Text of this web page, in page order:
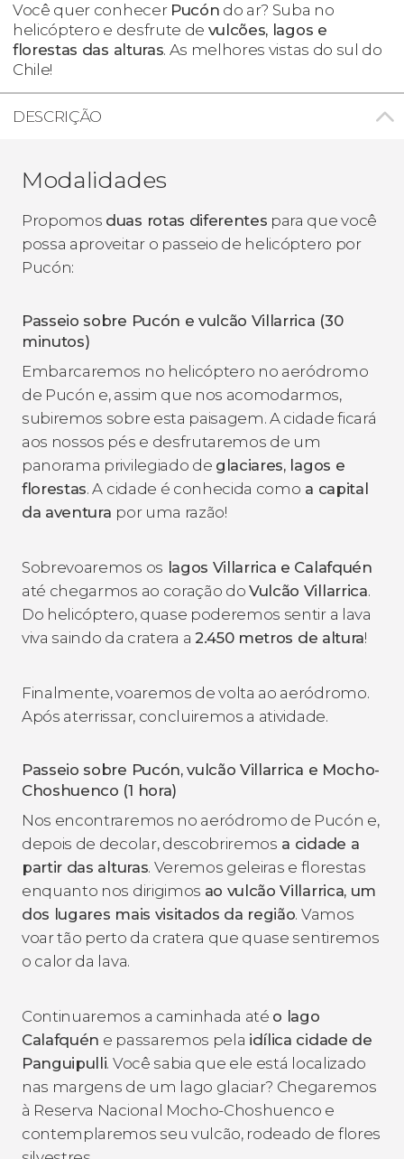
Você quer conhecer Pucón do ar? Suba no
helicóptero e desfrute de vulcões, lagos e
florestas das alturas. As melhores vistas do sul do
Chile!
DESCRIÇÃO
Modalidades
Propomos duas rotas diferentes para que você
possa aproveitar o passeio de helicóptero por
Pucón:
Passeio sobre Pucón e vulcão Villarrica (30
minutos)
Embarcaremos no helicóptero no aeródromo
de Pucón e, assim que nos acomodarmos,
subiremos sobre esta paisagem. A cidade ficará
aos nossos pés e desfrutaremos de um
panorama privilegiado de glaciares, lagos e
florestas. A cidade é conhecida como a capital
da aventura por uma razão!
Sobrevoaremos os lagos Villarrica e Calafquén
até chegarmos ao coração doVulcão Villarrica.
Do helicóptero, quase poderemos sentir a lava
viva saindo da cratera a 2.450 metros de altura!
Finalmente, voaremos de volta ao aeródromo.
Após aterrissar, concluiremos a atividade.
Passeio sobre Pucón, vulcão Villarrica e Mocho-
Choshuenco (1 hora)
Nos encontraremos no aeródromo de Pucón e,
depois de decolar, descobriremos a cidade a
partir das alturas. Veremos geleiras e florestas
enquanto nos dirigimos ao vulcão Villarrica, um
dos lugares mais visitados da região. Vamos
voar tão perto da cratera que quase sentiremos
o calor da lava.
Continuaremos a caminhada até o lago
Calafquén e passaremos pela idílica cidade de
Panguipulli. Você sabia que ele está localizado
nas margens de um lago glaciar? Chegaremos
à Reserva Nacional Mocho-Choshuenco e
contemplaremos seu vulcão, rodeado de flores